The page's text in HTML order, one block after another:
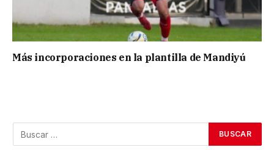
Más incorporaciones en la plantilla de Mandiyú